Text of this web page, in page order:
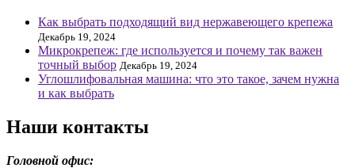
Как выбрать подходящий вид нержавеющего крепежа
Декабрь 19, 2024
Микрокрепеж: где используется и почему так важен
точный выбор Декабрь 19, 2024
Углошлифовальная машина: что это такое, зачем нужна
и как выбрать
Наши контакты
Головной офис: